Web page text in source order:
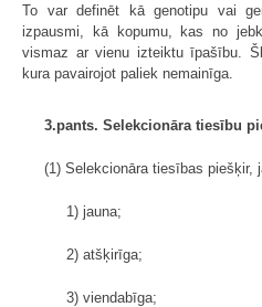
To var definēt kā genotipu vai
izpausmi, kā kopumu, kas no
vismaz ar vienu izteiktu īpašību.
kura pavairojot paliek nemainīga.
3.pants. Selekcionāra tiesību
(1) Selekcionāra tiesības piešķir,
1) jauna;
2) atšķirīga;
3) viendabīga;